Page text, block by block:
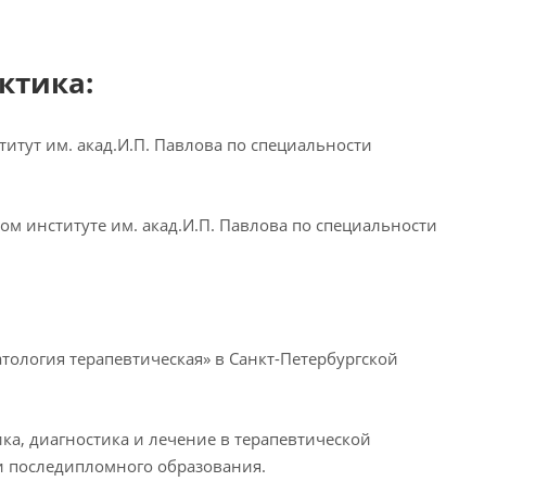
им. акад.И.П. Павлова по специальности
институте им. акад.И.П. Павлова по специальности
терапевтическая» в Санкт-Петербургской
диагностика и лечение в терапевтической
последипломного образования.